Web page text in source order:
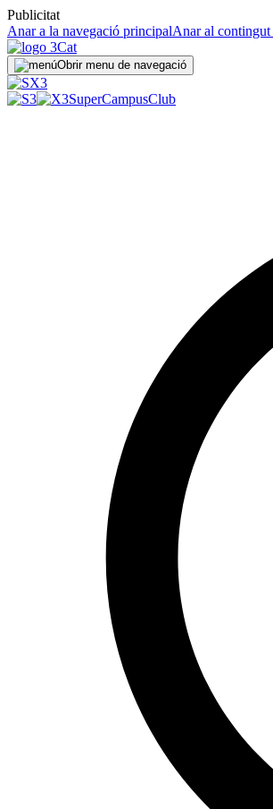
Publicitat
Anar a la navegació principalAnar al contingut
Obrir menu de navegació
SuperCampusClub